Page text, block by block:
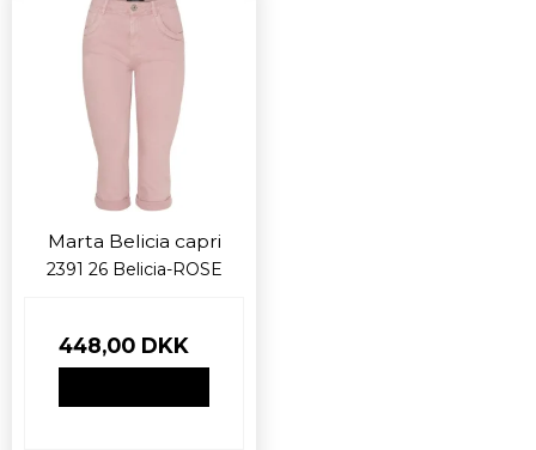
Marta Belicia capri
2391 26 Belicia-ROSE
448,00 DKK